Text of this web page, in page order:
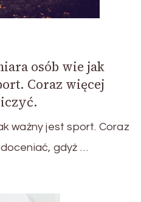
osób wie jak
Coraz więcej
ważny jest sport. Coraz
gdyż …